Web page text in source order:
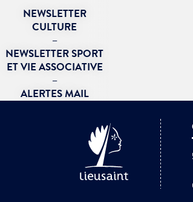
NEWSLETTER
CULTURE
–
NEWSLETTER SPORT
ET VIE ASSOCIATIVE
–
ALERTES MAIL